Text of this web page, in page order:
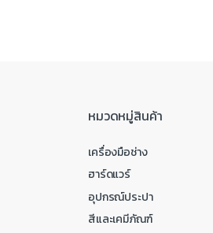
หมวดหมู่สินค้า
เครื่องมือช่าง
ฮาร์ดแวร์
อุปกรณ์ประปา
สีและเคมีภัณฑ์